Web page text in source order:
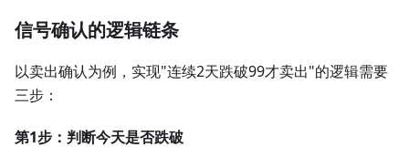
信号确认的逻辑链条
以卖出确认为例，实现"连续2天跌破99才卖出"的逻辑需要
三步：
第1步：判断今天是否跌破